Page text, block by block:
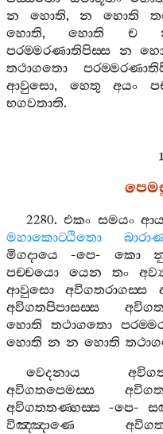
න
හොති,න හොති
හොති,හොති ච
පරම‍්මරණාතිපිස‍්ස න
තථාගතො
ආවුසො, හෙතු අයං
භගවතාති.
2280.එකං සමයං
මහාකොට‍්ඨිතො
මිගදායෙ -පෙ- කො
පච‍්චයො
යෙන තං
ආවුසො
අවිගතරාගස‍්ස
අවිගතපිපාසස‍්ස
හොති
තථාගතො
හොති න න හොති
වෙදනාය
අවිගතපෙමස‍්ස
අවිගතතණ‍්හස‍්ස -පෙ-
විඤ‍්ඤාණෙ